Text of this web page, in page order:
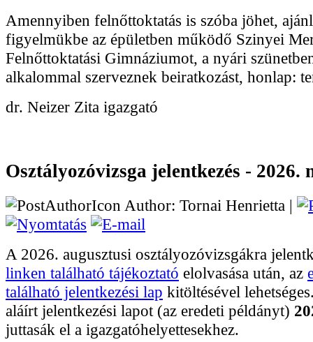
Amennyiben felnőttoktatás is szóba jöhet,
figyelmükbe az épületben működő Szinyei
Felnőttoktatási Gimnáziumot, a nyári
alkalommal szerveznek beiratkozást, honlap:
dr. Neizer Zita igazgató
Osztályozóvizsga jelentkezés - 2026.
Author: Tornai Henrietta |
A 2026. augusztusi osztályozóvizsgákra
linken található tájékoztató elolvasása után, az
található jelentkezési lap kitöltésével
aláírt jelentkezési lapot (az eredeti példányt)
juttasák el a igazgatóhelyettesekhez.